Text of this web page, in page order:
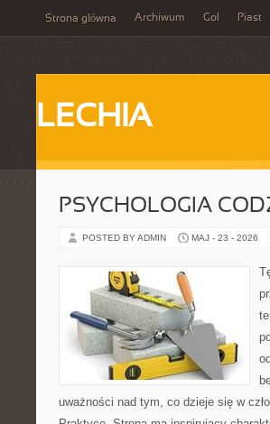
Strona główna Archiwum Gol Piast
LECHIA
PSYCHOLOGIA
POSTED BY ADMIN MAJ - 23 - 2026
uważności nad tym, co dzieje się w